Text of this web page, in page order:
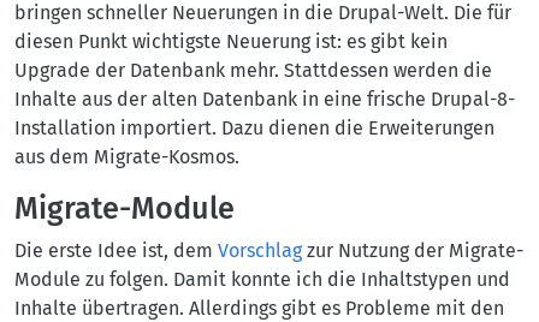
bringen schneller Neuerungen in die Drupal-Welt. Die für
diesen Punkt wichtigste Neuerung ist: es gibt kein
Upgrade der Datenbank mehr. Stattdessen werden die
Inhalte aus der alten Datenbank in eine frische Drupal-8-
Installation importiert. Dazu dienen die Erweiterungen
aus dem Migrate-Kosmos.
Migrate-Module
Die erste Idee ist, dem Vorschlagzur Nutzung der Migrate-
Module zu folgen. Damit konnte ich die Inhaltstypen und
Inhalte übertragen. Allerdings gibt es Probleme mit den